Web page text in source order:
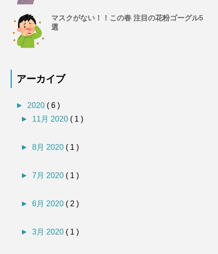
マスクがない！！この春 注目の花粉ゴーグル5
選
アーカイブ
► 2020 ( 6 )
► 11月 2020 ( 1 )
►8月 2020 ( 1 )
►7月 2020 ( 1 )
►6月 2020 ( 2 )
►3月 2020 ( 1 )